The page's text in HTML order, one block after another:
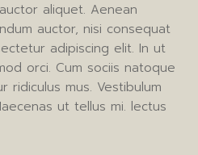
aliquet. Aenean
auctor, nisi consequat
adipiscing elit. In ut
orci. Cum sociis natoque
ridiculus mus. Vestibulum
ut tellus mi. lectus